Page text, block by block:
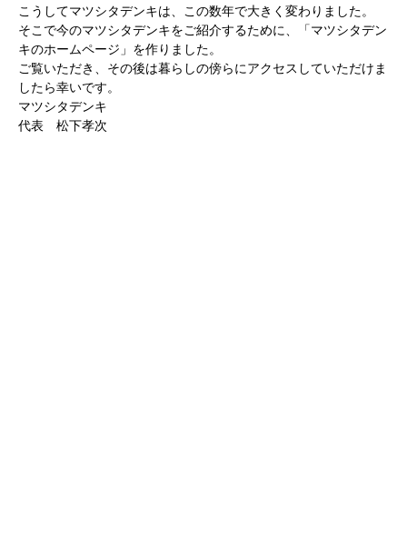
こうしてマツシタデンキは、この数年で大きく変わりました。
そこで今のマツシタデンキをご紹介するために、「マツシタデン
キのホームページ」を作りました。
ご覧いただき、その後は暮らしの傍らにアクセスしていただけま
したら幸いです。
マツシタデンキ
代表 松下孝次